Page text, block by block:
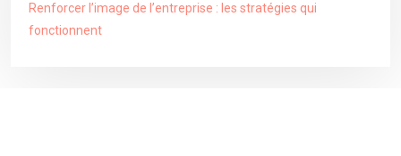
Renforcer l’image de l’entreprise : les stratégies qui
fonctionnent